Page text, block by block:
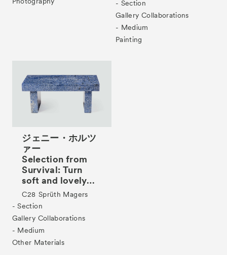
- Section
Gallery Collaborations
- Medium
Painting
ジェニー・ホルツ
ァー
Selection from
Survival: Turn
soft and lovely…
C28 Sprüth Magers
- Section
Gallery Collaborations
- Medium
Other Materials